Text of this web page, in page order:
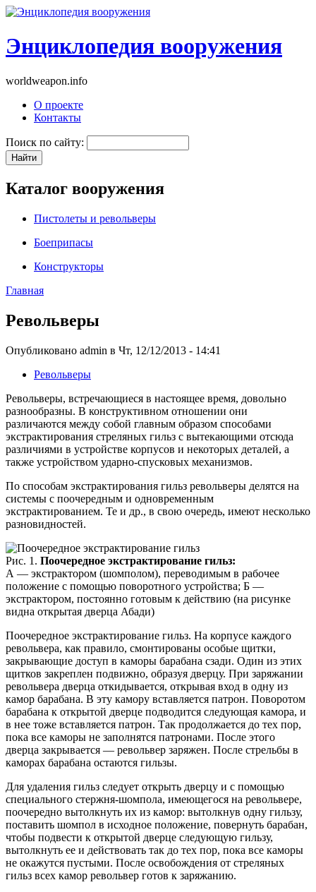
Энциклопедия вооружения
worldweapon.info
О проекте
Контакты
Поиск по сайту:
Каталог вооружения
Пистолеты и револьверы
Боеприпасы
Конструкторы
Главная
Револьверы
Опубликовано admin в Чт, 12/12/2013 - 14:41
Револьверы
Револьверы, встречающиеся в настоящее время, довольно
разнообразны. В конструктивном отношении они
различаются между собой главным образом способами
экстрактирования стреляных гильз с вытекающими отсюда
различиями в устройстве корпусов и некоторых деталей, а
также устройством ударно-спусковых механизмов.
По способам экстрактирования гильз револьверы делятся на
системы с поочередным и одновременным
экстрактированием. Те и др., в свою очередь, имеют несколько
разновидностей.
Рис. 1. Поочередное экстрактирование гильз:
А — экстрактором (шомполом), переводимым в рабочее
положение с помощью поворотного устройства; Б —
экстрактором, постоянно готовым к действию (на рисунке
видна открытая дверца Абади)
Поочередное экстрактирование гильз. На корпусе каждого
револьвера, как правило, смонтированы особые щитки,
закрывающие доступ в каморы барабана сзади. Один из этих
щитков закреплен подвижно, образуя дверцу. При заряжании
револьвера дверца откидывается, открывая вход в одну из
камор барабана. В эту камору вставляется патрон. Поворотом
барабана к открытой дверце подводится следующая камора, и
в нее тоже вставляется патрон. Так продолжается до тех пор,
пока все каморы не заполнятся патронами. После этого
дверца закрывается — револьвер заряжен. После стрельбы в
каморах барабана остаются гильзы.
Для удаления гильз следует открыть дверцу и с помощью
специального стержня-шомпола, имеющегося на револьвере,
поочередно вытолкнуть их из камор: вытолкнув одну гильзу,
поставить шомпол в исходное положение, повернуть барабан,
чтобы подвести к открытой дверце следующую гильзу,
вытолкнуть ее и действовать так до тех пор, пока все каморы
не окажутся пустыми. После освобождения от стреляных
гильз всех камор револьвер готов к заряжанию.